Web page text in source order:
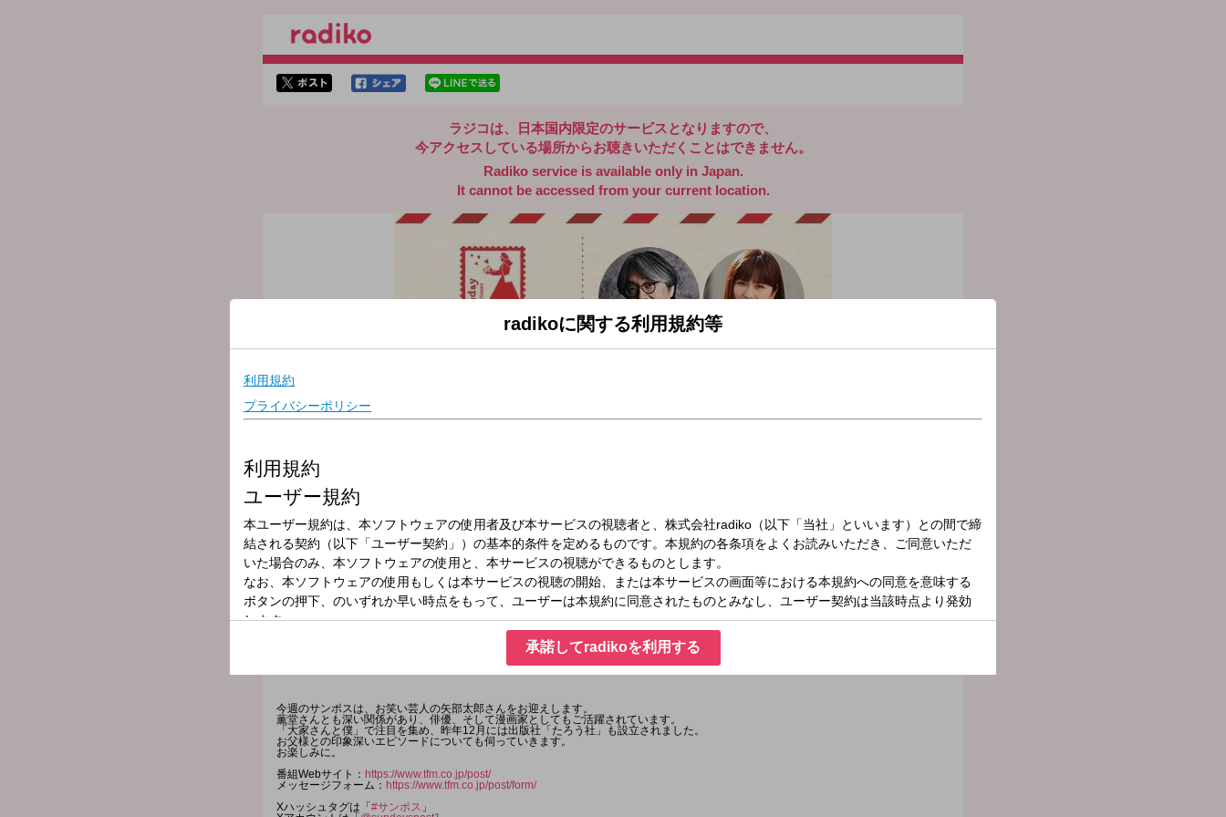
ラジコは、日本国内限定のサービスとなりますので、
今アクセスしている場所からお聴きいただくことはできません。
Radiko service is available only in Japan.
It cannot be accessed from your current location.
放送局
放送時間
2026年6月7日（日）15:00～15:50
番組名
日本郵便 SUNDAY’S POST
今週のサンポスは、お笑い芸人の矢部太郎さんをお迎えします。
薫堂さんとも深い関係があり、俳優、そして漫画家としてもご活躍されています。
「大家さんと僕」で注目を集め、昨年12月には出版社「たろう社」も設立されました。
お父様との印象深いエピソードについても伺っていきます。
お楽しみに。
番組Webサイト： https://www.tfm.co.jp/post/
メッセージフォーム： https://www.tfm.co.jp/post/form/
Xハッシュタグは「 #サンポス 」
radikoに関する利用規約等
承諾してradikoを利用する